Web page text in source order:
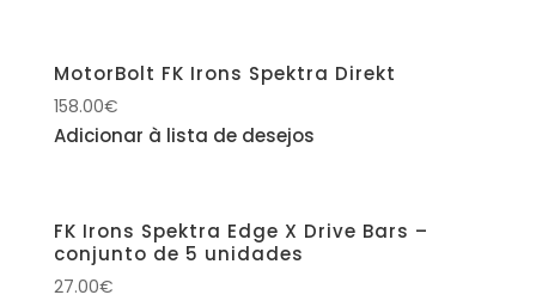
MotorBolt FK Irons Spektra Direkt
158.00€
Adicionar à lista de desejos
FK Irons Spektra Edge X Drive Bars –
conjunto de 5 unidades
27.00€